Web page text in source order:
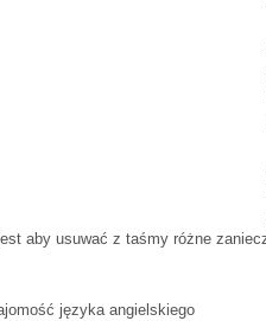
aby usuwać z taśmy różne
języka angielskiego